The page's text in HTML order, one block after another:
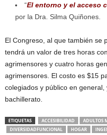
“El entorno y el acceso
por la Dra. Silma Quiñones.
El Congreso, al que también se
tendrá un valor de tres horas
agrimensores y cuatro horas
agrimensores. El costo es $15
colegiados y público en
bachillerato.
ETIQUETAS ACCESIBILIDAD ADULTOS
DIVERSIDADFUNCIONAL
HOGAR